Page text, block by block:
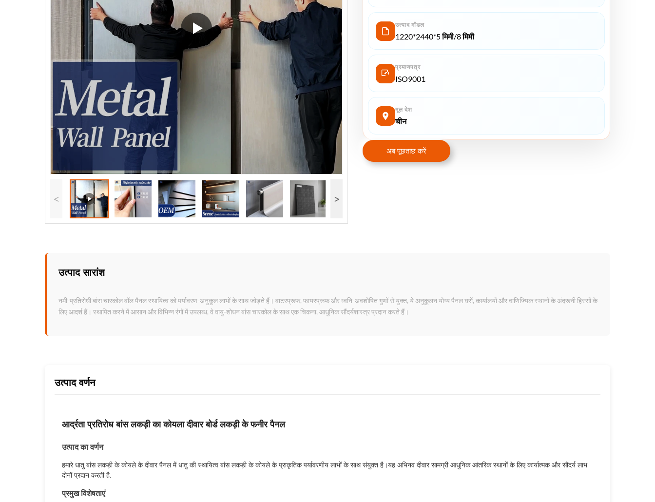
< >
उत्पाद मॉडल
1220*2440*5 मिमी/8 मिमी
प्रमाणपत्र
ISO9001
मूल देश
चीन
अब पूछताछ करें
उत्पाद सारांश
नमी-प्रतिरोधी बांस चारकोल वॉल पैनल स्थायित्व को पर्यावरण-अनुकूल लाभों के साथ जोड़ते हैं। वाटरप्रूफ, फायरप्रूफ और ध्वनि-अवशोषित गुणों से युक्त, ये अनुकूलन योग्य पैनल घरों, कार्यालयों और वाणिज्यिक स्थानों के अंदरूनी हिस्सों के
लिए आदर्श हैं। स्थापित करने में आसान और विभिन्न रंगों में उपलब्ध, वे वायु-शोधन बांस चारकोल के साथ एक चिकना, आधुनिक सौंदर्यशास्त्र प्रदान करते हैं।
उत्पाद वर्णन
आर्द्रता प्रतिरोध बांस लकड़ी का कोयला दीवार बोर्ड लकड़ी के फनीर पैनल
उत्पाद का वर्णन
हमारे धातु बांस लकड़ी के कोयले के दीवार पैनल में धातु की स्थायित्व बांस लकड़ी के कोयले के प्राकृतिक पर्यावरणीय लाभों के साथ संयुक्त है।यह अभिनव दीवार सामग्री आधुनिक आंतरिक स्थानों के लिए कार्यात्मक और सौंदर्य लाभ
दोनों प्रदान करती है.
प्रमुख विशेषताएं